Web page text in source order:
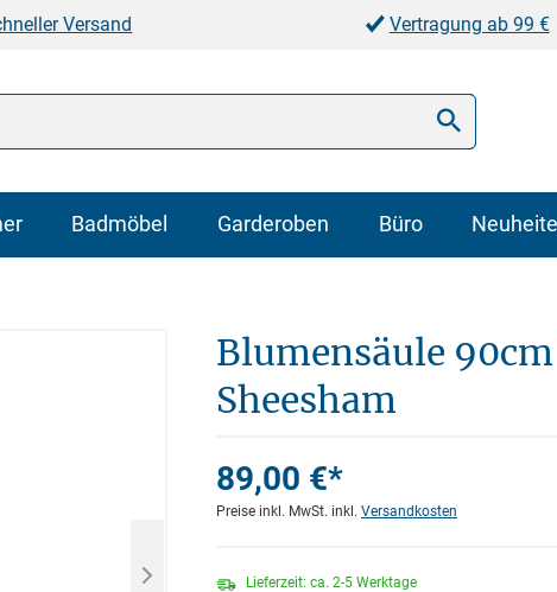
Versand Vertragung ab 99 €
Badmöbel Garderoben Büro
Blumensäule
Sheesham
89,00 €*
Preise inkl. MwSt. inkl. Versandkosten
Lieferzeit: ca. 2-5 Werktage